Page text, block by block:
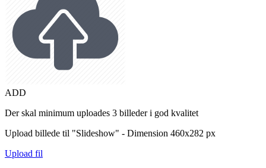
ADD
Der skal minimum uploades 3 billeder i god kvalitet
Upload billede til "Slideshow" - Dimension 460x282 px
Upload fil